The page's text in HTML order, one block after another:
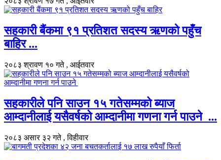
सहकारी बैंकमा ९१ प्रतिशत सदस्य ऋणको पहुँच
बाहिर ...
२०८३ श्रावण १० गते , आईतवार
सहकारीले पनि साउन १५ गतेसम्मको ब्याज
आम्दानीलाई यसैवर्षको आम्दानीमा गणना गर्न पाउने ...
२०८३ असार ३२ गते , विहीवार